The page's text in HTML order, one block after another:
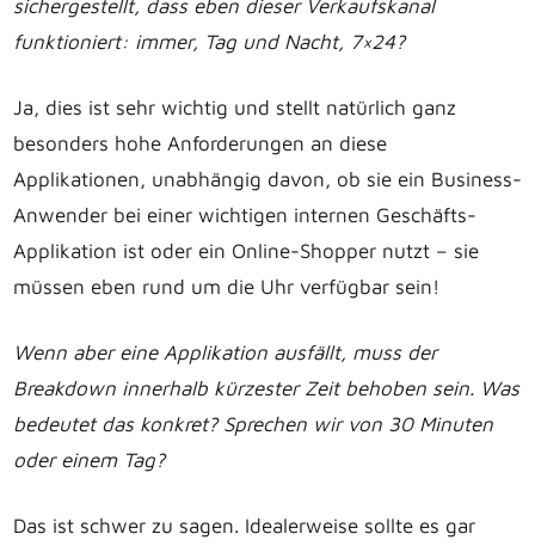
sichergestellt, dass eben dieser Verkaufskanal
funktioniert: immer, Tag und Nacht, 7×24?
Ja, dies ist sehr wichtig und stellt natürlich ganz
besonders hohe Anforderungen an diese
Applikationen, unabhängig davon, ob sie ein Business-
Anwender bei einer wichtigen internen Geschäfts-
Applikation ist oder ein Online-Shopper nutzt – sie
müssen eben rund um die Uhr verfügbar sein!
Wenn aber eine Applikation ausfällt, muss der
Breakdown innerhalb kürzester Zeit behoben sein. Was
bedeutet das konkret? Sprechen wir von 30 Minuten
oder einem Tag?
Das ist schwer zu sagen. Idealerweise sollte es gar